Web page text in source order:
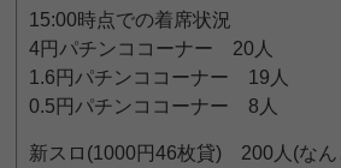
15:00時点での着席状況
4円パチンココーナー 20人
1.6円パチンココーナー 19人
0.5円パチンココーナー 8人
新スロ(1000円46枚貸) 200人(なん